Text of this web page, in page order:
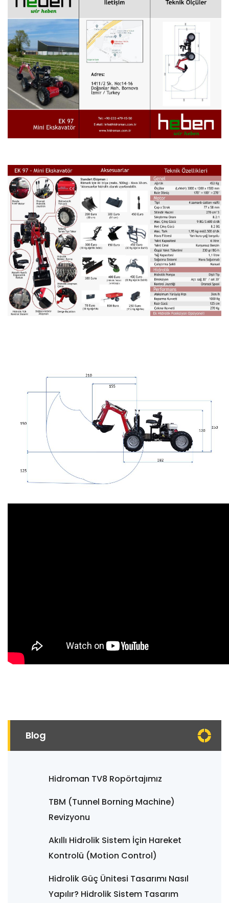
Blog
Hidroman TV8 Ropörtajımız
TBM (Tunnel Borning Machine)
Revizyonu
Akıllı Hidrolik Sistem İçin Hareket
Kontrolü (Motion Control)
Hidrolik Güç Ünitesi Tasarımı Nasıl
Yapılır? Hidrolik Sistem Tasarım